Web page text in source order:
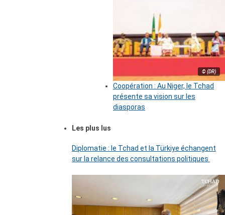
© (DR)
Coopération : Au Niger, le Tchad
présente sa vision sur les
diasporas
Les plus lus
Diplomatie : le Tchad et la Türkiye échangent
sur la relance des consultations politiques